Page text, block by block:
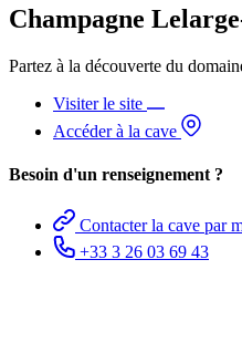
Champagne
Partez à la découverte du
Visiter le site
Accéder à la cave
Besoin d'un renseignement ?
Contacter la cave par
+33 3 26 03 69 43